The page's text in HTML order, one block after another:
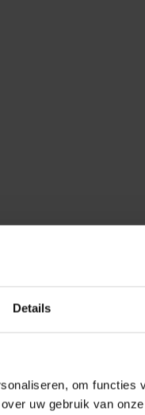
Details
om functies
uw gebruik van